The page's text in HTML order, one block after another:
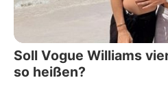
Soll Vogue Williams
so heißen?